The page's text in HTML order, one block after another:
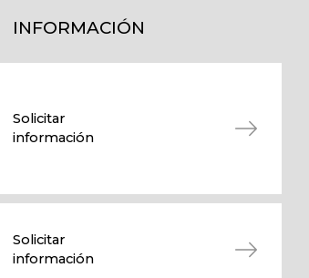
INFORMACIÓN
Solicitar
información
Solicitar
información